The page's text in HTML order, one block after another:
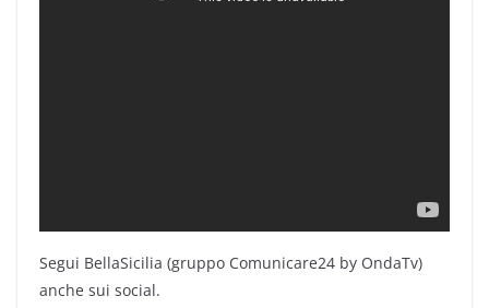
Segui BellaSicilia (gruppo Comunicare24 by OndaTv)
anche sui social.